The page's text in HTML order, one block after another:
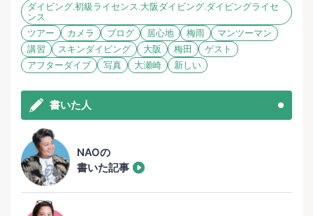
ダイビング.初級ライセンス.大阪ダイビング.ダイビングライセ
ンス
ツアー
カメラ ブログ 居心地 梅雨
マンツーマン
講習
スキンダイビング 大阪 梅田
ゲスト
アフターダイブ
写真 大瀬崎 新しい
書いた人
NAOの
書いた記事